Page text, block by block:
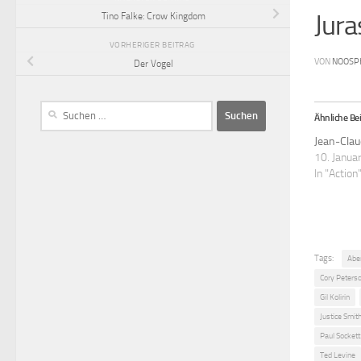
VON
Ähnliche
Jean-
10.
In "Action"
Tags:
Cory
Gil Kolirin
Justice Smith
Paul Sockett
Ted Levine
Tino Falke: Crow Kingdom
VORHERIGER BEITRAG
Der Vogel